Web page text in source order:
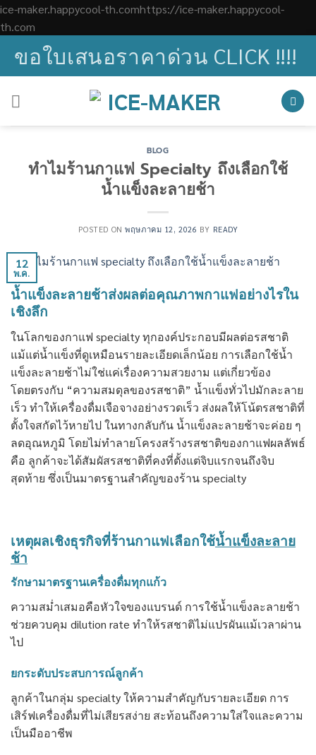
ice-maker.happycool-th.comhttps://ice-maker.happycool-
th.com
to
content
ขอใบเสนอราคาด่วน CLICK !!!!
BLOG
ทำไมร้านกาแฟ Specialty ถึงเลือกใช้
น้ำแข็งละลายช้า
POSTED ONพฤษภาคม 12, 2026 BY READY
12
พ.ค.
น้ำแข็งละลายช้าส่งผลต่อคุณภาพกาแฟอย่างไรใน
เชิงลึก
ในโลกของกาแฟ specialty ทุกองค์ประกอบมีผลต่อรสชาติ
แม้แต่น้ำแข็งที่ดูเหมือนรายละเอียดเล็กน้อย การเลือกใช้น้ำ
แข็งละลายช้าไม่ใช่แค่เรื่องความสวยงาม แต่เกี่ยวข้อง
โดยตรงกับ “ความสมดุลของรสชาติ” น้ำแข็งทั่วไปมักละลาย
เร็ว ทำให้เครื่องดื่มเจือจางอย่างรวดเร็ว ส่งผลให้โน้ตรสชาติที่
ตั้งใจสกัดไว้หายไป ในทางกลับกัน น้ำแข็งละลายช้าจะค่อย ๆ
ลดอุณหภูมิ โดยไม่ทำลายโครงสร้างรสชาติของกาแฟผลลัพธ์
คือ ลูกค้าจะได้สัมผัสรสชาติที่คงที่ตั้งแต่จิบแรกจนถึงจิบ
สุดท้าย ซึ่งเป็นมาตรฐานสำคัญของร้าน specialty
เหตุผลเชิงธุรกิจที่ร้านกาแฟเลือกใช้น้ำแข็งละลาย
ช้า
รักษามาตรฐานเครื่องดื่มทุกแก้ว
ความสม่ำเสมอคือหัวใจของแบรนด์ การใช้น้ำแข็งละลายช้า
ช่วยควบคุม dilution rate ทำให้รสชาติไม่แปรผันแม้เวลาผ่าน
ไป
ยกระดับประสบการณ์ลูกค้า
ลูกค้าในกลุ่ม specialty ให้ความสำคัญกับรายละเอียด การ
เสิร์ฟเครื่องดื่มที่ไม่เสียรสง่าย สะท้อนถึงความใส่ใจและความ
เป็นมืออาชีพ